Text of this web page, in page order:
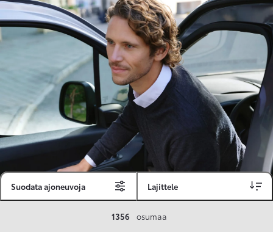
Suodata ajoneuvoja Lajittele
1356 osumaa